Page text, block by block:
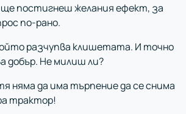
постигнеш желания ефект, за
по-рано.
разчупва клишетата. И точно
добър. Не милиш ли?
няма да има търпение да се снима
трактор!